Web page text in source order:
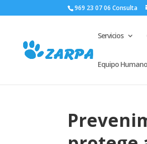
969 23 07 06 Consulta
Servicios
Equipo Humano